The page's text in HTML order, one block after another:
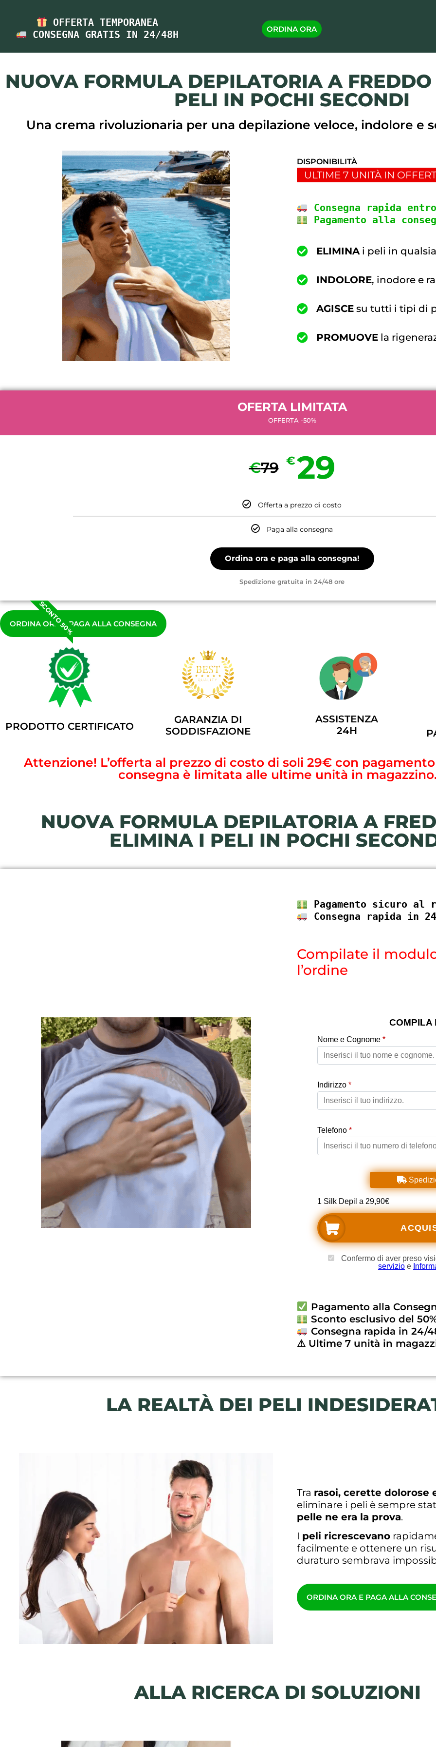
OFFERTA TEMPORANEA
CONSEGNA GRATIS IN 24/48H
ORDINA ORA
NUOVA FORMULA DEPILATORIA A
PELI IN POCHI SECONDI
Una crema rivoluzionaria per una depilazione veloce, indolore e
DISPONIBILITÀ
ULTIME 7 UNITÀ IN
Consegna rapida
Pagamento alla
ELIMINAi peli in
INDOLORE, inodore e
AGISCEsu tutti i tipi di
PROMUOVEla
OFERTA LIMITATA
OFFERTA -50%
€79 €29
Offerta a prezzo di costo
Paga alla consegna
Ordina ora e paga alla consegna!
Spedizione gratuita in 24/48 ore
SCONTO 50%
ORDINA ORA E PAGA ALLA CONSEGNA
PRODOTTO CERTIFICATO
GARANZIA DI
SODDISFAZIONE
ASSISTENZA
24H
Attenzione! L’offerta al prezzo di costo di soli 29€ con
consegna è limitata alle ultime unità in
NUOVA FORMULA DEPILATORIA A
ELIMINA I PELI IN POCHI
Pagamento sicuro al
Consegna rapida in
Compilate il
l’ordine
Pagamento alla
Sconto esclusivo del
Consegna rapida in 24/
⚠ Ultime 7 unità in
LA REALTÀ DEI PELI
Tra rasoi, cerette dolorose
eliminare i peli è sempre
pelle ne era la prova.
I peli ricrescevano
facilmente e ottenere un
duraturo sembrava
ORDINA ORA E PAGA ALLA
ALLA RICERCA DI SOLUZIONI